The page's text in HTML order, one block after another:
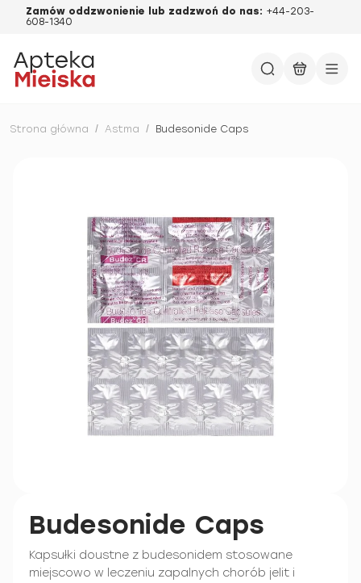
Zamów oddzwonienie lub zadzwoń do nas: +44-203-
608-1340
Strona główna / Astma / Budesonide Caps
Budesonide Caps
Kapsułki doustne z budesonidem stosowane
miejscowo w leczeniu zapalnych chorób jelit i